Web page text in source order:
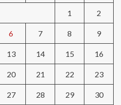
1
2
6 7 8 9
13 14 15 16
20 21 22 23
27 28 29 30